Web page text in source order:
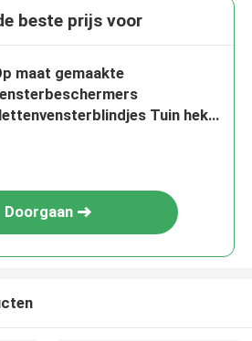
beste prijs voor
maat gemaakte
Tuin hek
Doorgaan